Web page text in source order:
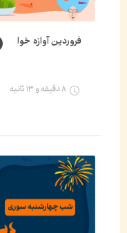
فروردین آوازه خوان🌸
۸ دقیقه و ۱۳ ثانیه